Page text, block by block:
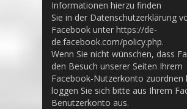
Informationen hierzu finden
Sie in der Datenschutzerklärung
Facebook unter https://de-
de.facebook.com/policy.php.
Wenn Sie nicht wünschen, dass
den Besuch unserer Seiten Ihrem
Facebook-Nutzerkonto zuordnen
loggen Sie sich bitte aus Ihrem
Benutzerkonto aus.